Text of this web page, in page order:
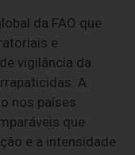
da FAO que
e
vigilância da
A
nos países
que
e a intensidade